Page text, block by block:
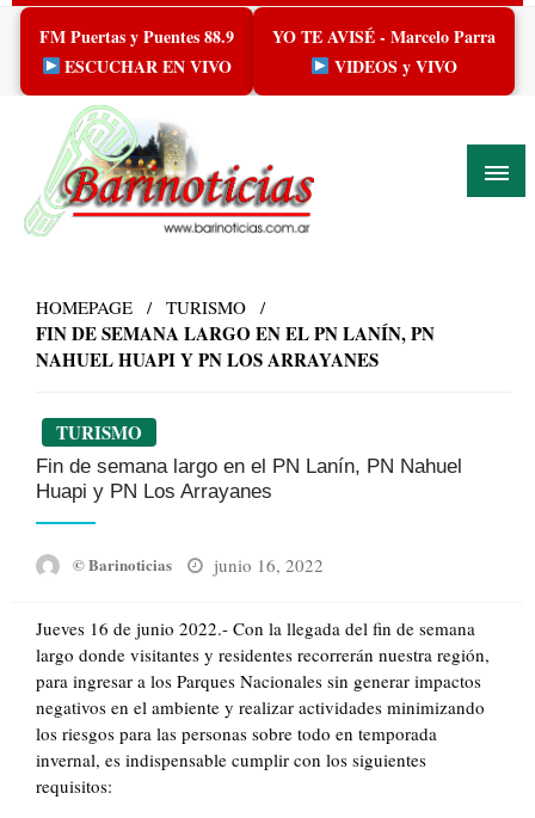
Skip
content
FM Puertas y Puentes 88.9
ESCUCHAR EN VIVO
YO TE AVISÉ - Marcelo Parra
VIDEOS y VIVO
HOMEPAGE TURISMO
FIN DE SEMANA LARGO EN EL PN LANÍN, PN
NAHUEL HUAPI Y PN LOS ARRAYANES
TURISMO
Fin de semana largo en el PN Lanín, PN Nahuel
Huapi y PN Los Arrayanes
© Barinoticias
Posted
junio 16, 2022
Jueves 16 de junio 2022.- Con la llegada del fin de semana
largo donde visitantes y residentes recorrerán nuestra región,
para ingresar a los Parques Nacionales sin generar impactos
negativos en el ambiente y realizar actividades minimizando
los riesgos para las personas sobre todo en temporada
invernal, es indispensable cumplir con los siguientes
requisitos: